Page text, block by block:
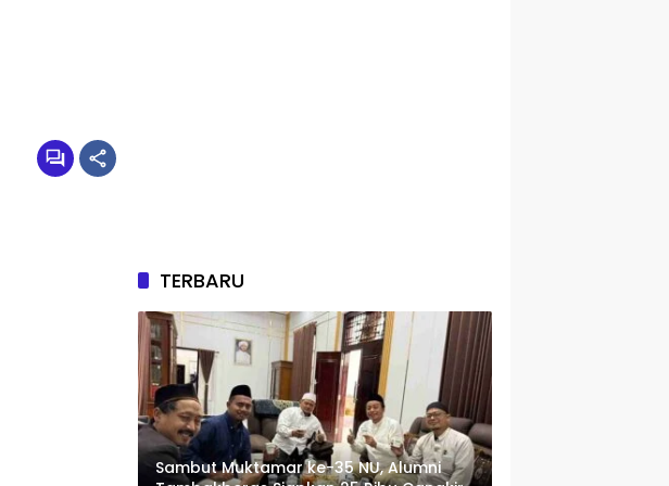
TERBARU
Sambut Muktamar ke-35 NU, Alumni